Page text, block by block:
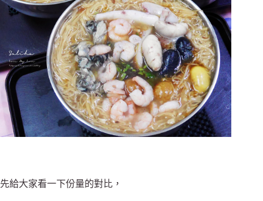
先給大家看一下份量的對比，